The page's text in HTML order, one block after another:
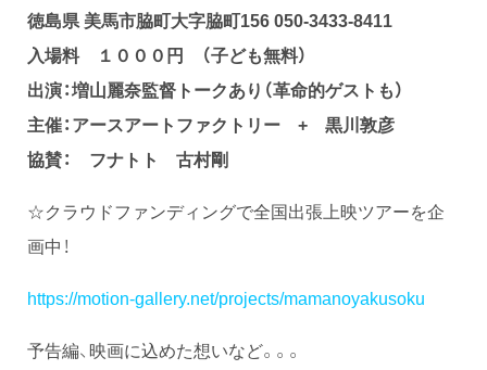
徳島県 美馬市脇町大字脇町156 050-3433-8411
入場料 １０００円 （子ども無料）
出演：増山麗奈監督トークあり（革命的ゲストも）
主催：アースアートファクトリー + 黒川敦彦
協賛： フナトト 古村剛
☆クラウドファンディングで全国出張上映ツアーを企
画中！
https://motion-gallery.net/projects/mamanoyakusoku
予告編、映画に込めた想いなど。。。